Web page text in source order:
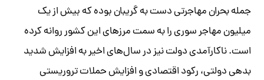
جمله بحران مهاجرتی دست به گریبان بوده که بیش از یک
میلیون مهاجر سوری را به سمت مرزهای این کشور روانه کرده
است. ناکارآمدی دولت نیز در سال‌های اخیر به افزایش شدید
بدهی دولتی، رکود اقتصادی و افزایش حملات تروریستی